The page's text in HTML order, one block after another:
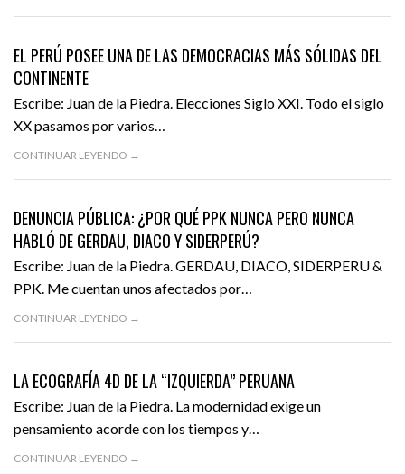
JUNIO 7, 2016
EL PERÚ POSEE UNA DE LAS DEMOCRACIAS MÁS SÓLIDAS DEL
CONTINENTE
Escribe: Juan de la Piedra. Elecciones Siglo XXI. Todo el siglo
XX pasamos por varios…
CONTINUAR LEYENDO →
JUNIO 3, 2016
DENUNCIA PÚBLICA: ¿POR QUÉ PPK NUNCA PERO NUNCA
HABLÓ DE GERDAU, DIACO Y SIDERPERÚ?
Escribe: Juan de la Piedra. GERDAU, DIACO, SIDERPERU &
PPK. Me cuentan unos afectados por…
CONTINUAR LEYENDO →
JUNIO 2, 2016
LA ECOGRAFÍA 4D DE LA “IZQUIERDA” PERUANA
Escribe: Juan de la Piedra. La modernidad exige un
pensamiento acorde con los tiempos y…
CONTINUAR LEYENDO →